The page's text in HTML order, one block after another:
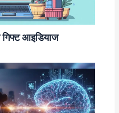
गिफ्ट आइडियाज